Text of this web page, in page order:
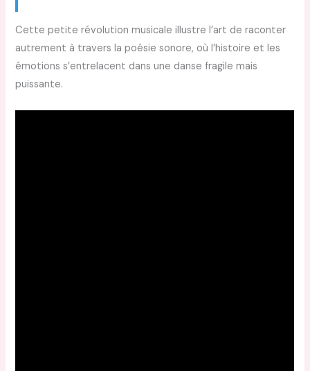
Cette petite révolution musicale illustre l’art de raconter
autrement à travers la poésie sonore, où l’histoire et les
émotions s’entrelacent dans une danse fragile mais
puissante.